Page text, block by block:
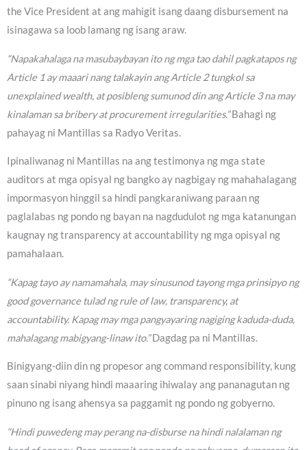
the Vice President at ang mahigit isang daang disbursement na
isinagawa sa loob lamang ng isang araw.
“Napakahalaga na masubaybayan ito ng mga tao dahil pagkatapos ng
Article 1 ay maaari nang talakayin ang Article 2 tungkol sa
unexplained wealth, at posibleng sumunod din ang Article 3 na may
kinalaman sa bribery at procurement irregularities.”Bahagi ng
pahayag ni Mantillas sa Radyo Veritas.
Ipinaliwanag ni Mantillas na ang testimonya ng mga state
auditors at mga opisyal ng bangko ay nagbigay ng mahahalagang
impormasyon hinggil sa hindi pangkaraniwang paraan ng
paglalabas ng pondo ng bayan na nagdudulot ng mga katanungan
kaugnay ng transparency at accountability ng mga opisyal ng
pamahalaan.
“Kapag tayo ay namamahala, may sinusunod tayong mga prinsipyo ng
good governance tulad ng rule of law, transparency, at
accountability. Kapag may mga pangyayaring nagiging kaduda-duda,
mahalagang mabigyang-linaw ito.”Dagdag pa ni Mantillas.
Binigyang-diin din ng propesor ang command responsibility, kung
saan sinabi niyang hindi maaaring ihiwalay ang pananagutan ng
pinuno ng isang ahensya sa paggamit ng pondo ng gobyerno.
“Hindi puwedeng may perang na-disburse na hindi nalalaman ng